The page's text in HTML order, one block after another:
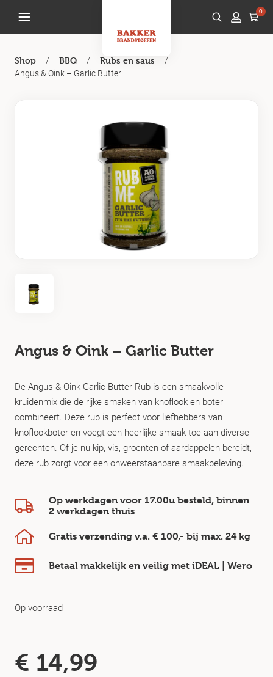
0
Shop / BBQ / Rubs en saus
/
Angus & Oink – Garlic Butter
Angus & Oink – Garlic Butter
De Angus & Oink Garlic Butter Rub is een smaakvolle
kruidenmix die de rijke smaken van knoflook en boter
combineert. Deze rub is perfect voor liefhebbers van
knoflookboter en voegt een heerlijke smaak toe aan diverse
gerechten. Of je nu kip, vis, groenten of aardappelen bereidt,
deze rub zorgt voor een onweerstaanbare smaakbeleving.
Op werkdagen voor 17.00u besteld, binnen
2 werkdagen thuis
Gratis verzending v.a. € 100,- bij max. 24 kg
Betaal makkelijk en veilig met iDEAL | Wero
Op voorraad
€ 14,99